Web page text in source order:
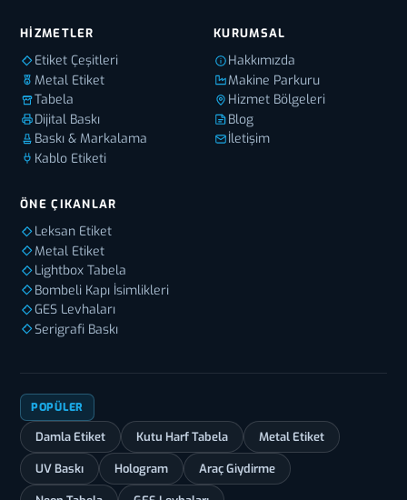
HIZMETLER
Etiket Çeşitleri
Metal Etiket
Tabela
Dijital Baskı
Baskı & Markalama
Kablo Etiketi
KURUMSAL
Hakkımızda
Makine Parkuru
Hizmet Bölgeleri
Blog
İletişim
ÖNE ÇIKANLAR
Leksan Etiket
Metal Etiket
Lightbox Tabela
Bombeli Kapı İsimlikleri
GES Levhaları
Serigrafi Baskı
POPÜLER
Damla Etiket Kutu Harf Tabela Metal Etiket
UV Baskı Hologram Araç Giydirme